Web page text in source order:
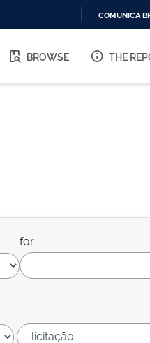
O
COMUNICA
BROWSE THE
for